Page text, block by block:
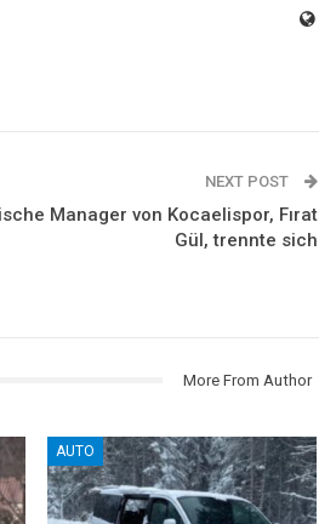
NEXT POST
Manager von Kocaelispor, Fırat
Gül, trennte sich
More From Author
AUTO